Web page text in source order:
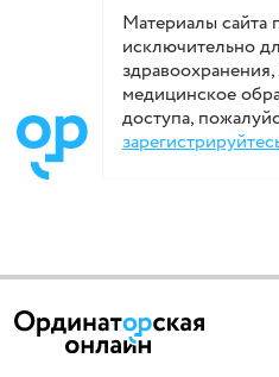
Материалы сайта
исключительно
медицинское
доступа,